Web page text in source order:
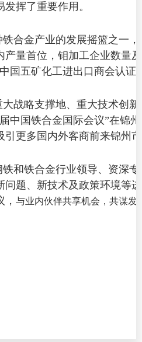
挥了重要作用。
合金产业的发展摇篮之一
产量首位，钼加工企业数量
国五矿化工进出口商会认证
战略支撑地、重大技术创
中国铁合金国际会议”在锦
引更多国内外客商前来锦州
和铁合金行业领导、资深
问题、新技术及政策环境等
与业内伙伴共享机会，共谋发